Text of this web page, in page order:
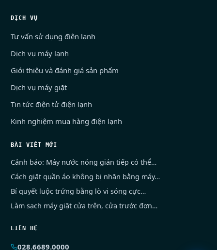
DỊCH VỤ
Tư vấn sử dụng điện lạnh
Dịch vụ máy lạnh
Giới thiệu và đánh giá sản phẩm
Dịch vụ máy giặt
Tin tức điện tử điện lạnh
Kinh nghiệm mua hàng điện lạnh
BÀI VIẾT MỚI
Cảnh báo: Máy nước nóng gián tiếp có thể…
Cách giặt quần áo không bị nhăn bằng máy…
Bí quyết luộc trứng bằng lò vi sóng cực…
Làm sạch máy giặt cửa trên, cửa trước đơn…
LIÊN HỆ
028.6689.0000